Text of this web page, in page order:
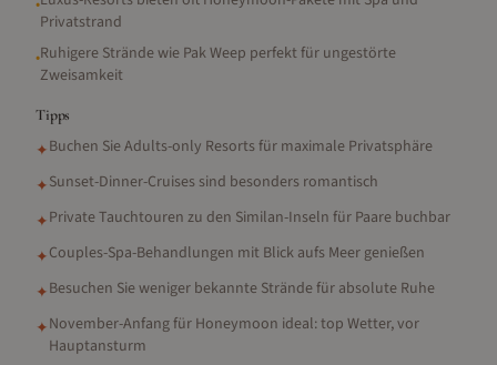
•
Privatstrand
•Ruhigere Strände wie Pak Weep perfekt für ungestörte
Zweisamkeit
Tipps
✦Buchen Sie Adults-only Resorts für maximale Privatsphäre
✦Sunset-Dinner-Cruises sind besonders romantisch
✦Private Tauchtouren zu den Similan-Inseln für Paare buchbar
✦Couples-Spa-Behandlungen mit Blick aufs Meer genießen
✦Besuchen Sie weniger bekannte Strände für absolute Ruhe
✦November-Anfang für Honeymoon ideal: top Wetter, vor
Hauptansturm